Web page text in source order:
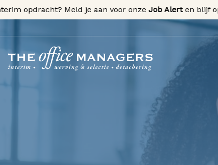
opdracht? Meld je aan voor onzeJob Alerten blijf op de